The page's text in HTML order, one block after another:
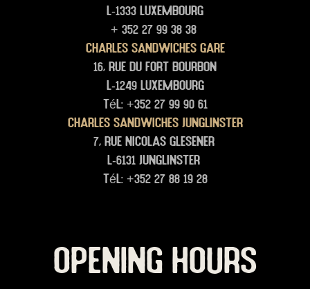
L-1333 Luxembourg
+ 352 27 99 38 38
Charles Sandwiches Gare
16, rue du Fort Bourbon
L-1249 Luxembourg
Tél: +352 27 99 90 61
Charles Sandwiches junglinster
7, rue Nicolas glesener
L-6131 junglinster
Tél: +352 27 88 19 28
OPENING HOURS